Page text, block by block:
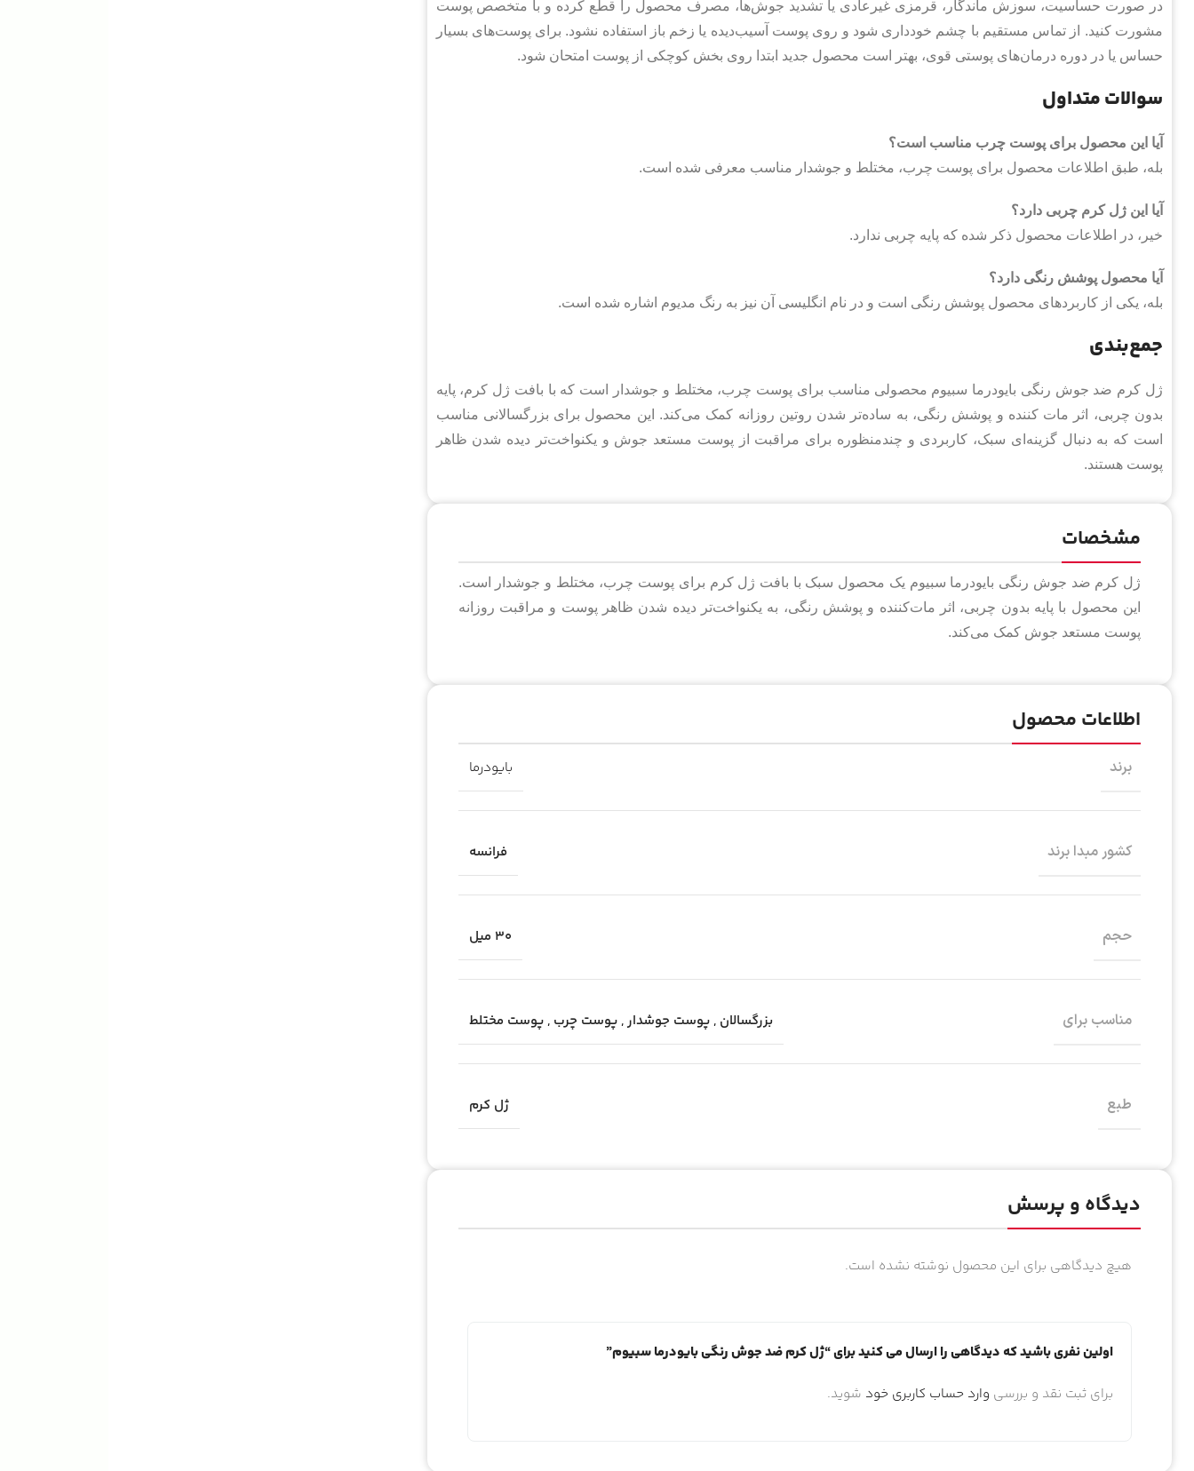
در صورت حساسیت، سوزش ماندگار، قرمزی غیرعادی یا تشدید جوش‌ها، مصرف محصول را قطع کرده و با متخصص پوست
مشورت کنید. از تماس مستقیم با چشم خودداری شود و روی پوست آسیب‌دیده یا زخم باز استفاده نشود. برای پوست‌های بسیار
حساس یا در دوره درمان‌های پوستی قوی، بهتر است محصول جدید ابتدا روی بخش کوچکی از پوست امتحان شود.
سوالات متداول
آیا این محصول برای پوست چرب مناسب است؟
بله، طبق اطلاعات محصول برای پوست چرب، مختلط و جوشدار مناسب معرفی شده است.
آیا این ژل کرم چربی دارد؟
خیر، در اطلاعات محصول ذکر شده که پایه چربی ندارد.
آیا محصول پوشش رنگی دارد؟
بله، یکی از کاربردهای محصول پوشش رنگی است و در نام انگلیسی آن نیز به رنگ مدیوم اشاره شده است.
جمع‌بندی
ژل کرم ضد جوش رنگی بایودرما سبیوم محصولی مناسب برای پوست چرب، مختلط و جوشدار است که با بافت ژل کرم، پایه
بدون چربی، اثر مات کننده و پوشش رنگی، به ساده‌تر شدن روتین روزانه کمک می‌کند. این محصول برای بزرگسالانی مناسب
است که به دنبال گزینه‌ای سبک، کاربردی و چندمنظوره برای مراقبت از پوست مستعد جوش و یکنواخت‌تر دیده شدن ظاهر
پوست هستند.
مشخصات
ژل کرم ضد جوش رنگی بایودرما سبیوم یک محصول سبک با بافت ژل کرم برای پوست چرب، مختلط و جوشدار است.
این محصول با پایه بدون چربی، اثر مات‌کننده و پوشش رنگی، به یکنواخت‌تر دیده شدن ظاهر پوست و مراقبت روزانه
پوست مستعد جوش کمک می‌کند.
اطلاعات محصول
برند بایودرما
کشور مبدا برند فرانسه
حجم 30 میل
مناسب برای بزرگسالان ,پوست جوشدار ,پوست چرب ,پوست مختلط
طبع ژل کرم
دیدگاه و پرسش
هیچ دیدگاهی برای این محصول نوشته نشده است.
اولین نفری باشید که دیدگاهی را ارسال می کنید برای “ژل کرم ضد جوش رنگی بایودرما سبیوم”
برای ثبت نقد و بررسی وارد حساب کاربری خود شوید.